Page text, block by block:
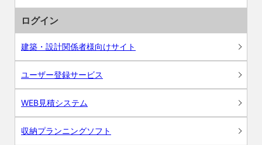
ログイン
建築・設計関係者様向けサイト
ユーザー登録サービス
WEB見積システム
収納プランニングソフト